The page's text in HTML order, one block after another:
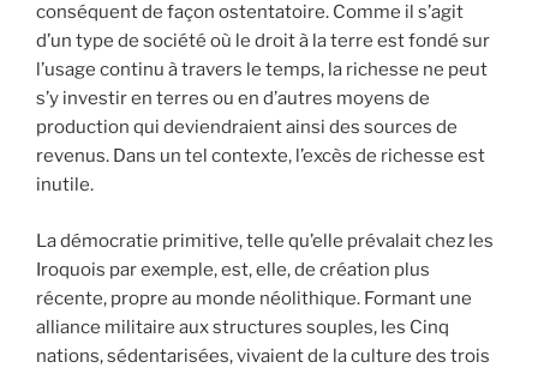
conséquent de façon ostentatoire. Comme il s’agit
d’un type de société où le droit à la terre est fondé sur
l’usage continu à travers le temps, la richesse ne peut
s’y investir en terres ou en d’autres moyens de
production qui deviendraient ainsi des sources de
revenus. Dans un tel contexte, l’excès de richesse est
inutile.
La démocratie primitive, telle qu’elle prévalait chez les
Iroquois par exemple, est, elle, de création plus
récente, propre au monde néolithique. Formant une
alliance militaire aux structures souples, les Cinq
nations, sédentarisées, vivaient de la culture des trois